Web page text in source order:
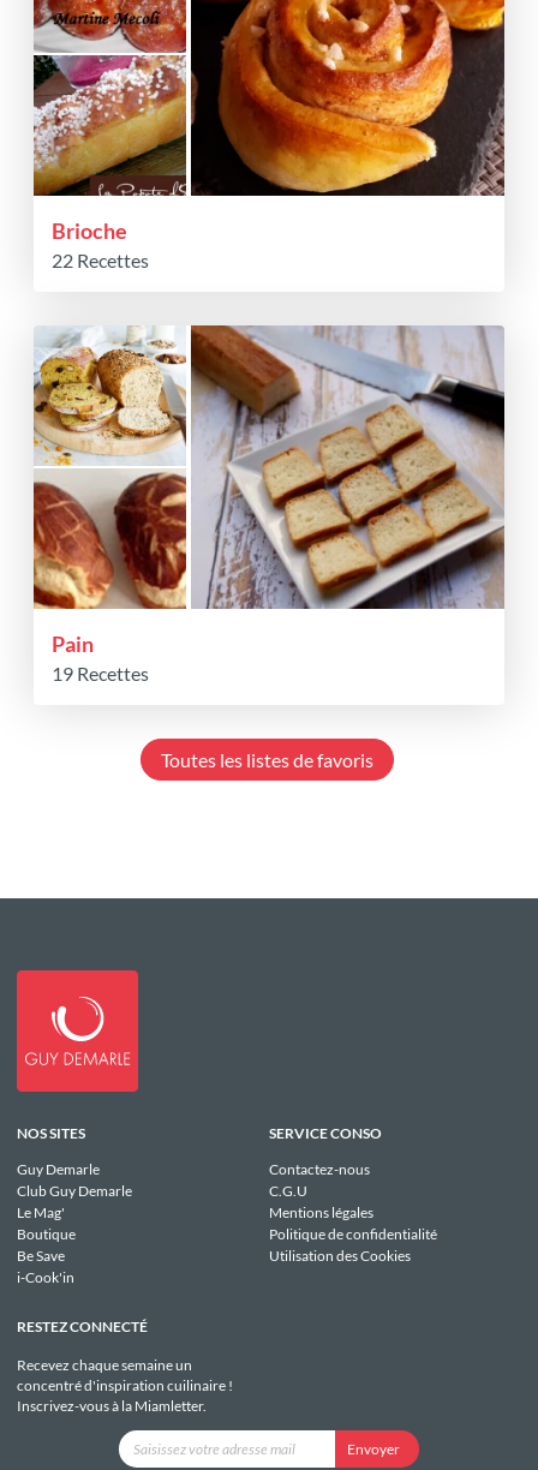
Brioche
22 Recettes
Pain
19 Recettes
Toutes les listes de favoris
NOS SITES
Guy Demarle
Club Guy Demarle
Le Mag'
Boutique
Be Save
i-Cook'in
SERVICE CONSO
Contactez-nous
C.G.U
Mentions légales
Politique de confidentialité
Utilisation des Cookies
RESTEZ CONNECTÉ
Recevez chaque semaine un
concentré d'inspiration cuilinaire !
Inscrivez-vous à la Miamletter.